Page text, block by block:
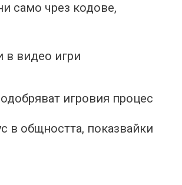
само чрез кодове,
в видео игри
игровия процес
в общността, показвайки